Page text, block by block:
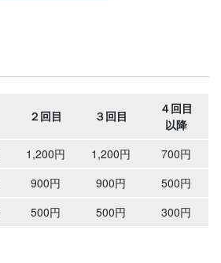
２回目 ３回目
４回目
以降
1,200円 1,200円
700円
900円 900円
500円
500円 500円 300円